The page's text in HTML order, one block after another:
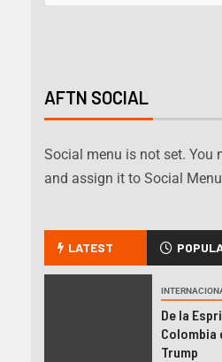
AFTN SOCIAL
Social menu is not set. You
and assign it to Social
LATEST
De la
Colombia
Trump